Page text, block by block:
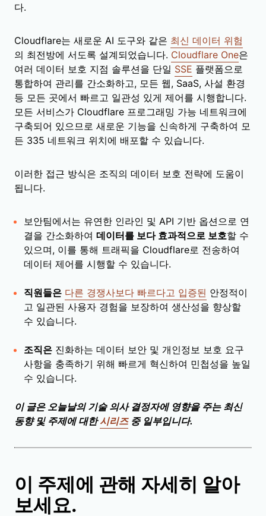
다.
Cloudflare는 새로운 AI 도구와 같은 최신 데이터 위험
의 최전방에 서도록 설계되었습니다. Cloudflare One은
여러 데이터 보호 지점 솔루션을 단일 SSE 플랫폼으로
통합하여 관리를 간소화하고, 모든 웹, SaaS, 사설 환경
등 모든 곳에서 빠르고 일관성 있게 제어를 시행합니다.
모든 서비스가 Cloudflare 프로그래밍 가능 네트워크에
구축되어 있으므로 새로운 기능을 신속하게 구축하여 모
든 335 네트워크 위치에 배포할 수 있습니다.
이러한 접근 방식은 조직의 데이터 보호 전략에 도움이
됩니다.
보안팀에서는 유연한 인라인 및 API 기반 옵션으로 연
결을 간소화하여 데이터를 보다 효과적으로 보호할 수
있으며, 이를 통해 트래픽을 Cloudflare로 전송하여
데이터 제어를 시행할 수 있습니다.
직원들은 다른 경쟁사보다 빠르다고 입증된 안정적이
고 일관된 사용자 경험을 보장하여 생산성을 향상할
수 있습니다.
조직은 진화하는 데이터 보안 및 개인정보 보호 요구
사항을 충족하기 위해 빠르게 혁신하여 민첩성을 높일
수 있습니다.
이 글은 오늘날의 기술 의사 결정자에 영향을 주는 최신
동향 및 주제에 대한시리즈중 일부입니다.
이 주제에 관해 자세히 알아
보세요.